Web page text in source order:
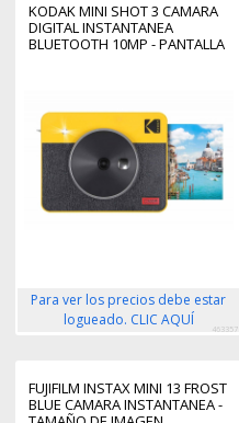
KODAK MINI SHOT 3 CAMARA
DIGITAL INSTANTANEA
BLUETOOTH 10MP - PANTALLA
Para ver los precios debe estar
logueado. CLIC AQUÍ
463357
FUJIFILM INSTAX MINI 13 FROST
BLUE CAMARA INSTANTANEA -